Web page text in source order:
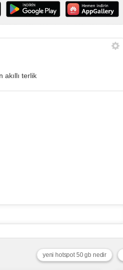
akıllı terlik
yeni hotspot 50 gb nedir